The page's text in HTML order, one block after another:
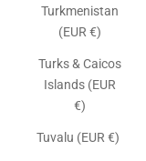
Turkmenistan
(EUR €)
Turks & Caicos
Islands (EUR
€)
Tuvalu (EUR €)